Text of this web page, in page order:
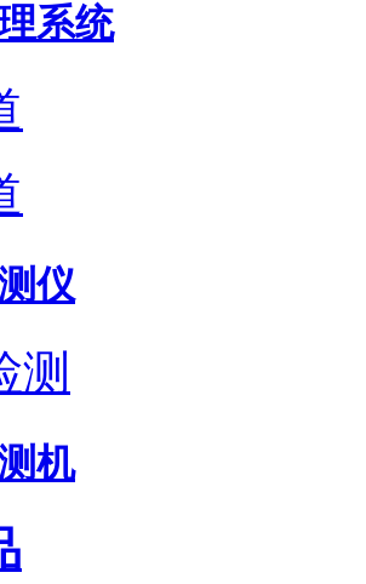
系统
仪
测
机